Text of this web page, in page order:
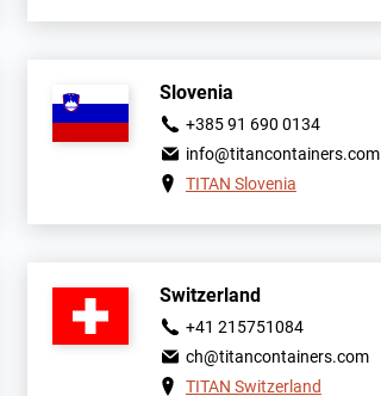
Slovenia
+385 91 690 0134
info@titancontainers.com
TITAN Slovenia
Switzerland
+41 215751084
ch@titancontainers.com
TITAN Switzerland